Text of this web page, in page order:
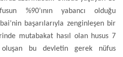
%90’ının yabancı olduğu
başarılarıyla zenginleşen bir
mutabakat hasıl olan husus 7
oluşan bu devletin gerek nüfus